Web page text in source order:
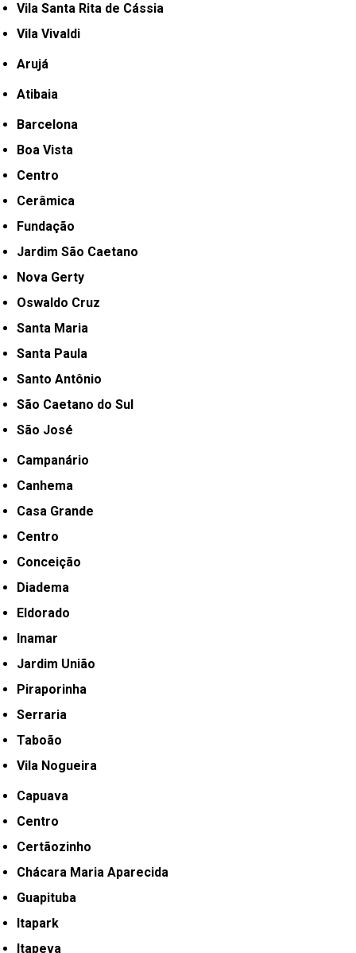
Vila Santa Rita de Cássia
Vila Vivaldi
Arujá
Atibaia
Barcelona
Boa Vista
Centro
Cerâmica
Fundação
Jardim São Caetano
Nova Gerty
Oswaldo Cruz
Santa Maria
Santa Paula
Santo Antônio
São Caetano do Sul
São José
Campanário
Canhema
Casa Grande
Centro
Conceição
Diadema
Eldorado
Inamar
Jardim União
Piraporinha
Serraria
Taboão
Vila Nogueira
Capuava
Centro
Certãozinho
Chácara Maria Aparecida
Guapituba
Itapark
Itapeva